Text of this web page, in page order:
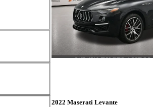
2022 Maserati Levante